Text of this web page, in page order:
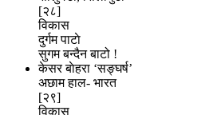
[२८]
विकास
दुर्गम पाटाे
सुगम बन्दैन बाटो !
केसर बाेहरा ‘सङ्घर्ष’
अछाम हाल- भारत
[२९]
विकास